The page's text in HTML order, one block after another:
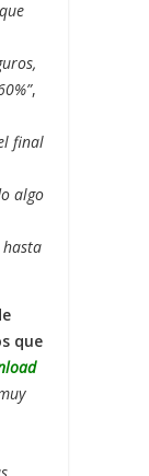
,
final
algo
que